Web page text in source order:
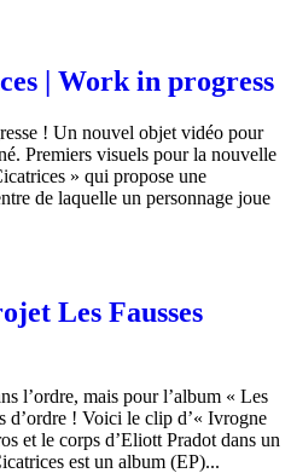
| Work in progress
! Un nouvel objet vidéo pour
Premiers visuels pour la nouvelle
» qui propose une
de laquelle un personnage joue
Les Fausses
l’ordre, mais pour l’album « Les
d’ordre ! Voici le clip d’« Ivrogne
et le corps d’Eliott Pradot dans un
est un album (EP)...